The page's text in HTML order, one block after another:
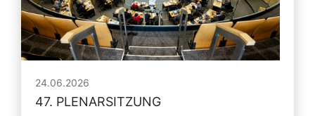
24.06.2026
47. PLENARSITZUNG